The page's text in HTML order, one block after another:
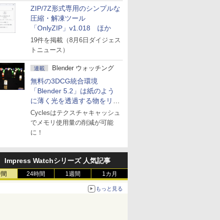
ZIP/7Z形式専用のシンプルな
圧縮・解凍ツール
「OnlyZIP」v1.018 ほか
19件を掲載（8月6日ダイジェス
トニュース）
連載 Blender ウォッチング
無料の3DCG統合環境
「Blender 5.2」は紙のよう
に薄く光を透過する物をリア
ルに表現
Cyclesはテクスチャキャッシュ
でメモリ使用量の削減が可能
に！
Impress Watchシリーズ 人気記事
24時間 1週間 1カ月
もっと見る